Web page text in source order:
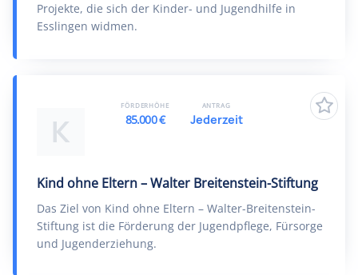
Projekte, die sich der Kinder- und Jugendhilfe in
Esslingen widmen.
K
Kind ohne Eltern – Walter Breitenstein-Stiftung
Das Ziel von Kind ohne Eltern – Walter-Breitenstein-
Stiftung ist die Förderung der Jugendpflege, Fürsorge
und Jugenderziehung.
FÖRDERHÖHE
85.000 €
ANTRAG
Jederzeit